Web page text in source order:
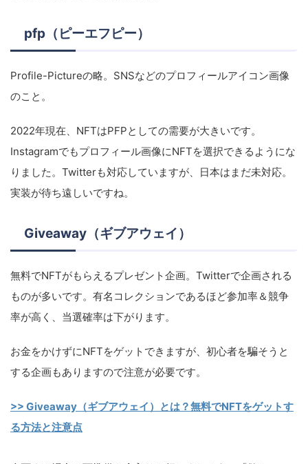
pfp（ピーエフピー）
Profile-Pictureの略。SNSなどのプロフィールアイコン画像
のこと。
2022年現在、NFTはPFPとしての需要が大きいです。
Instagramでもプロフィール画像にNFTを選択できるようにな
りました。Twitterも対応していますが、日本はまだ未対応。
実装が待ち遠しいですね。
Giveaway（ギブアウェイ）
無料でNFTがもらえるプレゼント企画。Twitterで企画される
ものが多いです。有名コレクションであるほど参加率＆競争
率が高く、当選確率は下がります。
お金をかけずにNFTをゲットできますが、初心者を騙そうと
する企画もありますので注意が必要です。
>> Giveaway（ギブアウェイ）とは？無料でNFTをゲットす
る方法と注意点